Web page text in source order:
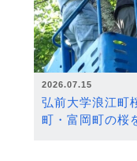
2026.07.15
弘前大学浪江町
町・富岡町の桜